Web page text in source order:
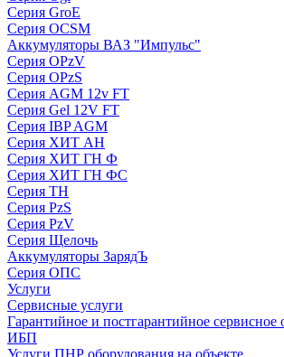
Серия GroE
Серия OCSM
Аккумуляторы ВАЗ "Импульс"
Серия OPzV
Серия OPzS
Серия AGM 12v FT
Серия Gel 12V FT
Серия IBP AGM
Серия ХИТ АН
Серия ХИТ ГН Ф
Серия ХИТ ГН ФС
Серия ТН
Серия PzS
Серия PzV
Серия Щелочь
Аккумуляторы ЗарядЪ
Серия ОПС
Услуги
Сервисные услуги
Гарантийное и постгарантийное сервисное
ИБП
Услуги ПНР оборудования на объекте